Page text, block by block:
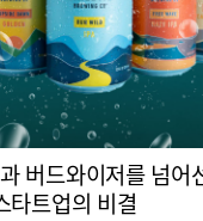
버드와이저를 넘어
타트업의 비결